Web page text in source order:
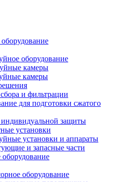
оборудование
камеры
камеры
и фильтрации
для подготовки сжатого
индивидуальной защиты
установки
установки и аппараты
и запасные части
оборудование